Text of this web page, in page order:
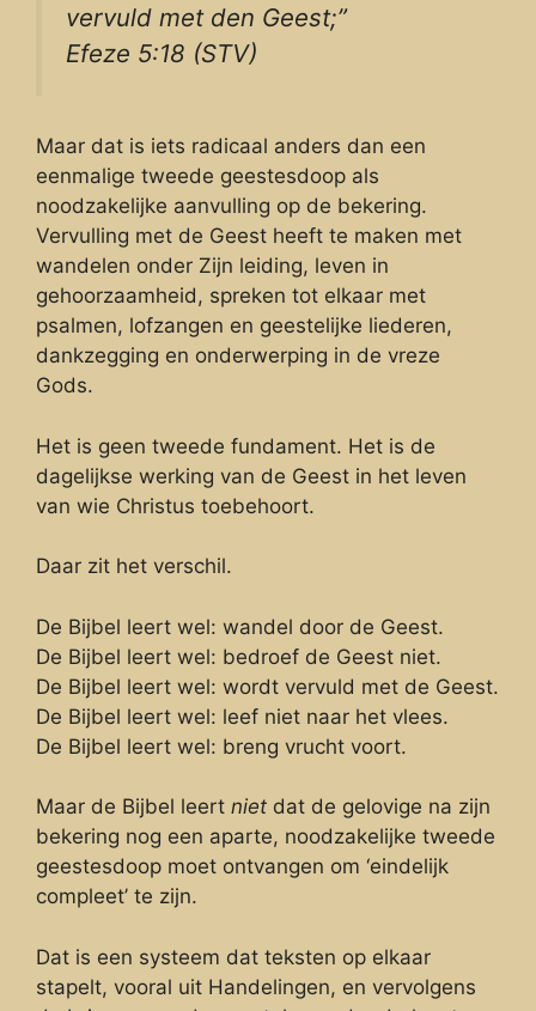
vervuld met den Geest;”
Efeze 5:18 (STV)
Maar dat is iets radicaal anders dan een
eenmalige tweede geestesdoop als
noodzakelijke aanvulling op de bekering.
Vervulling met de Geest heeft te maken met
wandelen onder Zijn leiding, leven in
gehoorzaamheid, spreken tot elkaar met
psalmen, lofzangen en geestelijke liederen,
dankzegging en onderwerping in de vreze
Gods.
Het is geen tweede fundament. Het is de
dagelijkse werking van de Geest in het leven
van wie Christus toebehoort.
Daar zit het verschil.
De Bijbel leert wel: wandel door de Geest.
De Bijbel leert wel: bedroef de Geest niet.
De Bijbel leert wel: wordt vervuld met de Geest.
De Bijbel leert wel: leef niet naar het vlees.
De Bijbel leert wel: breng vrucht voort.
Maar de Bijbel leert niet dat de gelovige na zijn
bekering nog een aparte, noodzakelijke tweede
geestesdoop moet ontvangen om ‘eindelijk
compleet’ te zijn.
Dat is een systeem dat teksten op elkaar
stapelt, vooral uit Handelingen, en vervolgens